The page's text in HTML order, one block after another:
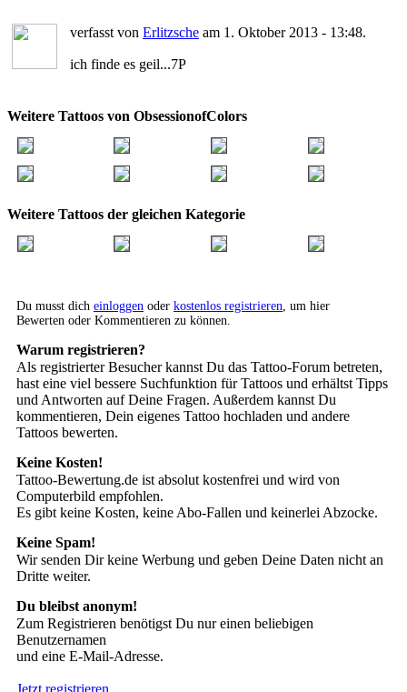
verfasst von Erlitzsche am 1. Oktober 2013 - 13:48.
ich finde es geil...7P
Weitere Tattoos von ObsessionofColors
Weitere Tattoos der gleichen Kategorie
Du musst dich einloggen oder kostenlos registrieren , um hier
Bewerten oder Kommentieren zu können.
Warum registrieren?
Als registrierter Besucher kannst Du das Tattoo-Forum betreten,
hast eine viel bessere Suchfunktion für Tattoos und erhältst Tipps
und Antworten auf Deine Fragen. Außerdem kannst Du
kommentieren, Dein eigenes Tattoo hochladen und andere
Tattoos bewerten.
Keine Kosten!
Tattoo-Bewertung.de ist absolut kostenfrei und wird von
Computerbild empfohlen.
Es gibt keine Kosten, keine Abo-Fallen und keinerlei Abzocke.
Keine Spam!
Wir senden Dir keine Werbung und geben Deine Daten nicht an
Dritte weiter.
Du bleibst anonym!
Zum Registrieren benötigst Du nur einen beliebigen
Benutzernamen
und eine E-Mail-Adresse.
Jetzt registrieren